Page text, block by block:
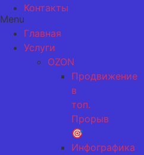
Контакты
Menu
Главная
Услуги
OZON
Продвижение
в
топ.
Прорыв
🎯
Инфографика